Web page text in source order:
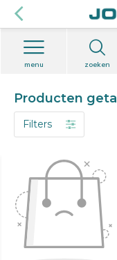
zoeken
menu
Producten
Filters